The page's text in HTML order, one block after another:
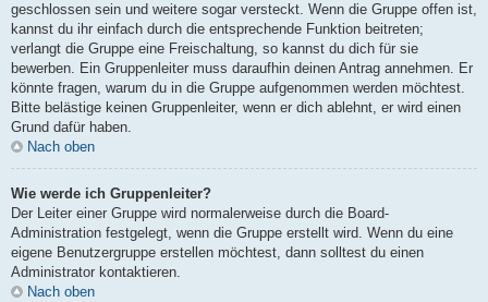
geschlossen sein und weitere sogar versteckt. Wenn die Gruppe offen ist,
kannst du ihr einfach durch die entsprechende Funktion beitreten;
verlangt die Gruppe eine Freischaltung, so kannst du dich für sie
bewerben. Ein Gruppenleiter muss daraufhin deinen Antrag annehmen. Er
könnte fragen, warum du in die Gruppe aufgenommen werden möchtest.
Bitte belästige keinen Gruppenleiter, wenn er dich ablehnt, er wird einen
Grund dafür haben.
Nach oben
Wie werde ich Gruppenleiter?
Der Leiter einer Gruppe wird normalerweise durch die Board-
Administration festgelegt, wenn die Gruppe erstellt wird. Wenn du eine
eigene Benutzergruppe erstellen möchtest, dann solltest du einen
Administrator kontaktieren.
Nach oben